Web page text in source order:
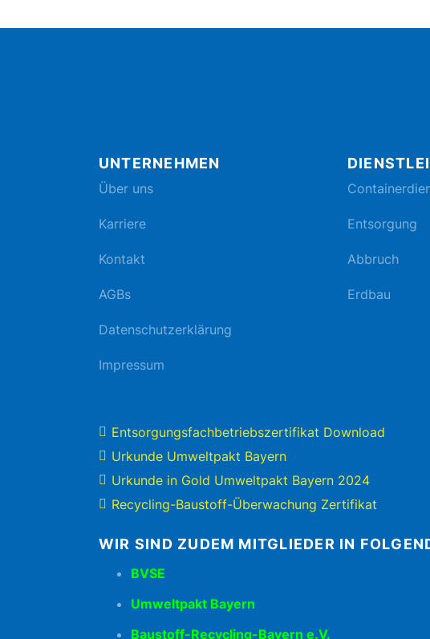
UNTERNEHMEN
Über uns
Karriere
Kontakt
AGBs
Datenschutzerklärung
Impressum
Entsorgung
Abbruch
Erdbau
Entsorgungsfachbetriebszertifikat Download
Urkunde Umweltpakt Bayern
Urkunde in Gold Umweltpakt Bayern 2024
Recycling-Baustoff-Überwachung Zertifikat
WIR SIND ZUDEM MITGLIEDER IN
BVSE
Umweltpakt Bayern
Baustoff-Recycling-Bayern e.V.